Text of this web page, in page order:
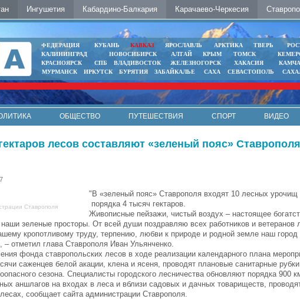
Ингушетия Кабардино-Балкария Карачаево-Черкесия
ФЕДЕРАЦИЯ КУБАНЬ КАВКАЗ ЯРОСЛАВЛЬ АРКТИКА ТВЕРЬ
КАЛИНИНГРАД
НОВОСИБИРСК АЛТАЙ КРЫМ ТОМСК
КРАСНОЯРСК
СПБ ВЛАДИВОСТОК ЖЕЛЕЗНОГОРСК ХАКАСИЯ
МУРМАНСК
ИРКУТСК БУРЯТИЯ ЗАБАЙКАЛЬЕ САХА СЕВАСТОПОЛЬ
ОБЩЕСТВО ПУТЕШЕСТВИЯ СПОРТ ВИДЕО
лесов составляют «зеленый пояс» Ставрополя
Ставрополя
"В «зеленый пояс» Ставрополя входят 10 лесных урочищ
порядка 4 тысяч гектаров.
Живописные пейзажи, чистый воздух – настоящее
зеленые просторы. От всей души поздравляю всех работников и
кропотливому труду, терпению, любви к природе и родной земле наш
отметил глава Ставрополя Иван Ульянченко.
фонда ставропольских лесов в ходе реализации календарного плана
саженцев белой акации, клена и ясеня, проводят плановые санитарные
сезона. Специалисты городского лесничества обновляют порядка 900
аншлагов на входах в леса и вблизи садовых и дачных товариществ,
сообщает сайта администрации Ставрополя.